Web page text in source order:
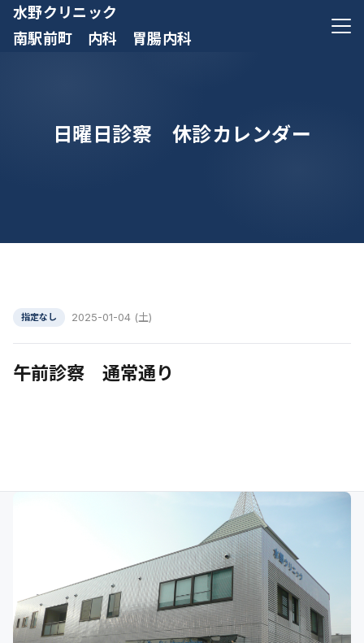
水野クリニック
南駅前町 内科 胃腸内科
メニ
日曜日診察 休診カレンダー
指定なし 2025-01-04 (土)
午前診察 通常通り